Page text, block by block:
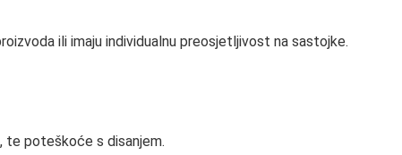
ili imaju individualnu preosjetljivost na sastojke.
te poteškoće s disanjem.